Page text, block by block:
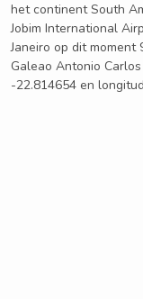
het continent South
Jobim International
Janeiro op dit moment
Galeao Antonio
-22.814654 en